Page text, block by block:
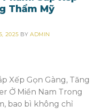
Thẩm Mỹ
2025 BY ADMIN
Xếp Gọn Gàng, Tăng
Ở Miền Nam Trong
bao bì không chỉ